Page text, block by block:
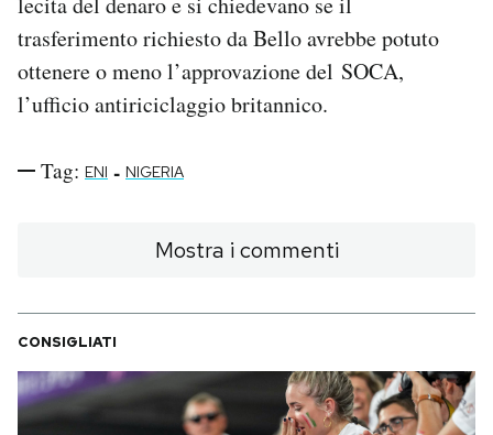
trasferimento richiesto da Bello avrebbe potuto
ottenere o meno l’approvazione del SOCA,
l’ufficio antiriciclaggio britannico.
Tag: ENI - NIGERIA
Mostra i commenti
CONSIGLIATI